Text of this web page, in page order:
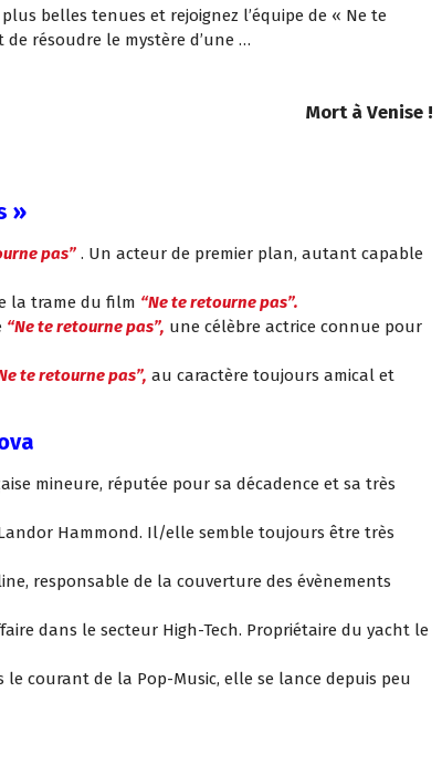
belles tenues et rejoignez l’équipe de « Ne te
résoudre le mystère d’une …
Mort à Venise !
»
pas” . Un acteur de premier plan, autant capable
la trame du film “Ne te retourne pas”.
“Ne te retourne pas”, une célèbre actrice connue pour
te retourne pas”, au caractère toujours amical et
mineure, réputée pour sa décadence et sa très
Hammond. Il/elle semble toujours être très
responsable de la couverture des évènements
dans le secteur High-Tech. Propriétaire du yacht le
le courant de la Pop-Music, elle se lance depuis peu